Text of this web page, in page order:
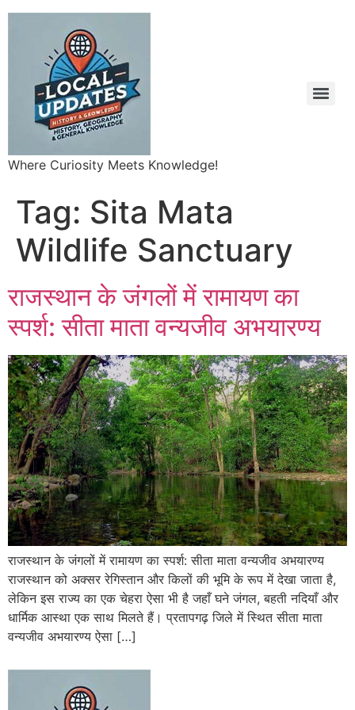
Where Curiosity Meets Knowledge!
Tag: Sita Mata
Wildlife Sanctuary
राजस्थान के जंगलों में रामायण का
स्पर्श: सीता माता वन्यजीव अभयारण्य
राजस्थान के जंगलों में रामायण का स्पर्श: सीता माता वन्यजीव अभयारण्य
राजस्थान को अक्सर रेगिस्तान और किलों की भूमि के रूप में देखा जाता है,
लेकिन इस राज्य का एक चेहरा ऐसा भी है जहाँ घने जंगल, बहती नदियाँ और
धार्मिक आस्था एक साथ मिलते हैं। प्रतापगढ़ जिले में स्थित सीता माता
वन्यजीव अभयारण्य ऐसा […]